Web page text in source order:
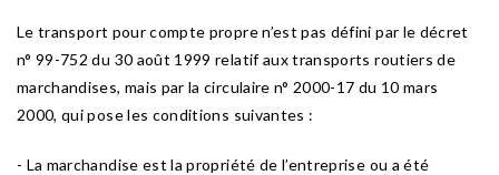
Le transport pour compte propre n’est pas défini par le décret
n° 99-752 du 30 août 1999 relatif aux transports routiers de
marchandises, mais par la circulaire n° 2000-17 du 10 mars
2000, qui pose les conditions suivantes :
- La marchandise est la propriété de l’entreprise ou a été